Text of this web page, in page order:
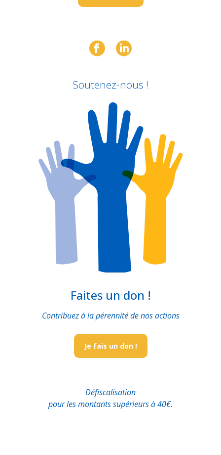
Soutenez-nous !
Faites un don !
Contribuez à la pérennité de nos actions
Je fais un don !
Défiscalisation
pour les montants supérieurs à 40€.